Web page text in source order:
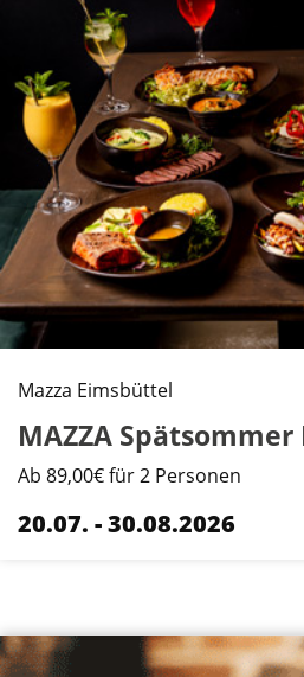
Mazza Eimsbüttel
MAZZA Spätsommer
Ab 89,00€ für 2 Personen
20.07. - 30.08.2026